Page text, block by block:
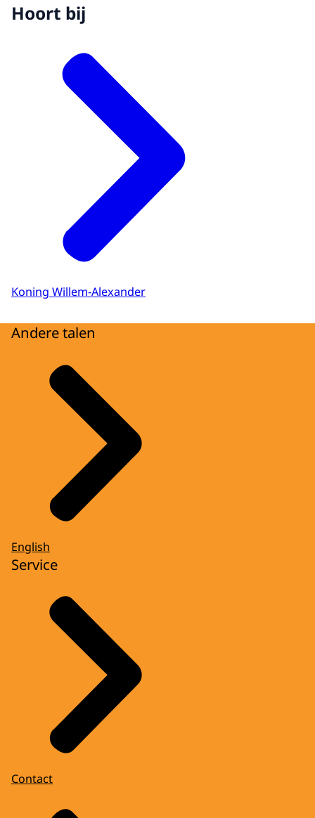
Hoort bij
Koning Willem-Alexander
Andere talen
English
Service
Contact